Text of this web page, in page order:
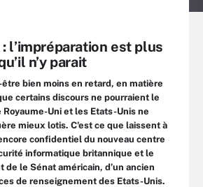
l’impréparation est plus
n’y parait
bien moins en retard, en matière
certains discours ne pourraient le
Royaume-Uni et les Etats-Unis ne
mieux lotis. C'est ce que laissent à
confidentiel du nouveau centre
informatique britannique et le
de le Sénat américain, d’un ancien
de renseignement des Etats-Unis.